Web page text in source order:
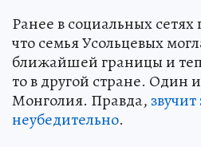
Ранее в социальных сетях
что семья Усольцевых
ближайшей границы и
то в другой стране. Один
Монголия. Правда,
неубедительно.